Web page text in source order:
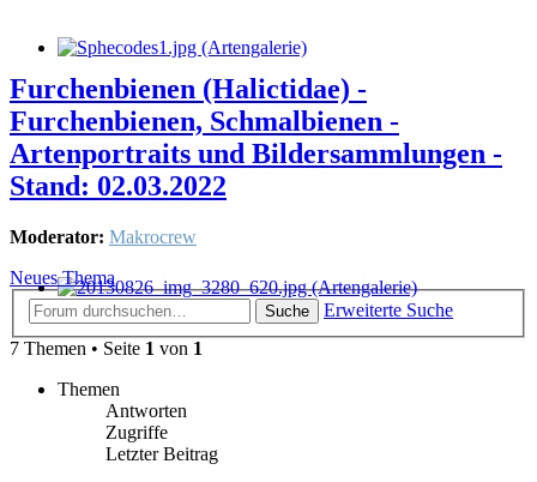
Furchenbienen (Halictidae) -
Furchenbienen, Schmalbienen -
Artenportraits und Bildersammlungen -
Stand: 02.03.2022
Moderator: Makrocrew
Neues Thema
Suche
Erweiterte Suche
7 Themen • Seite 1 von 1
Themen
Antworten
Zugriffe
Letzter Beitrag